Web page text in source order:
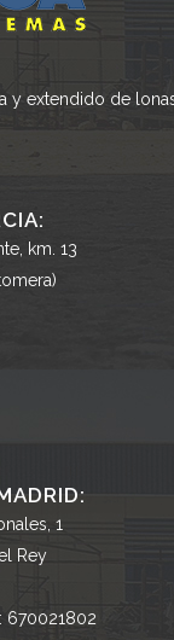
y extendido de
km. 13
1
Rey
670021802